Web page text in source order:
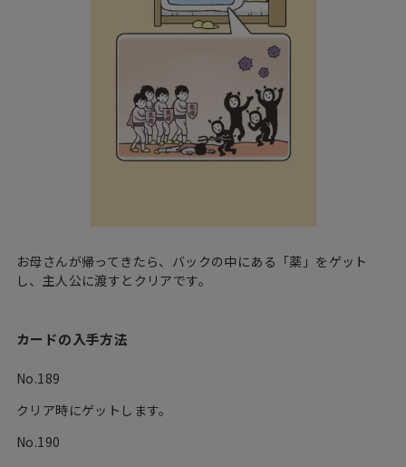
お母さんが帰ってきたら、バックの中にある「薬」をゲット
し、主人公に渡すとクリアです。
カードの入手方法
No.189
クリア時にゲットします。
No.190